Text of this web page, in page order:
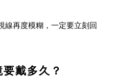
線再度模糊，一定要立刻回
戴多久？